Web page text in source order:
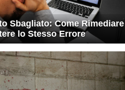
Sbagliato: Come Rimediare
lo Stesso Errore